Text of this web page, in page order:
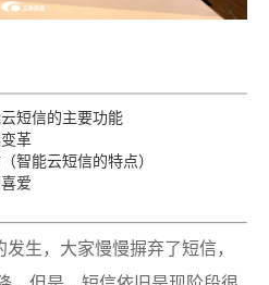
短信的主要功能
革
智能云短信的特点）
爱
生，大家慢慢摒弃了短信，